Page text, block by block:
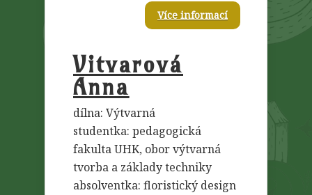
Více informací
Vitvarová
Anna
dílna: Výtvarná
studentka: pedagogická
fakulta UHK, obor výtvarná
tvorba a základy techniky
absolventka: floristický design